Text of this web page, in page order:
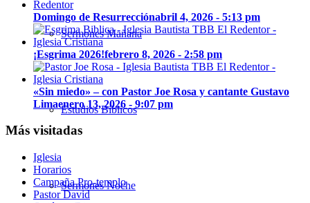
Sermones Mañana
Estudios Bíblicos
Sermones Noche
Domingo de Resurrecciónabril 4, 2026 - 5:13 pm
¡Esgrima 2026!febrero 8, 2026 - 2:58 pm
«Sin miedo» – con Pastor Joe Rosa y cantante Gustavo
Limaenero 13, 2026 - 9:07 pm
Más visitadas
Iglesia
Horarios
Campaña Pro-templo
Pastor David